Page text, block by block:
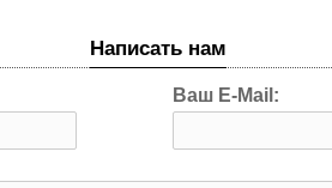
Написать нам
Ваш E-Mail: